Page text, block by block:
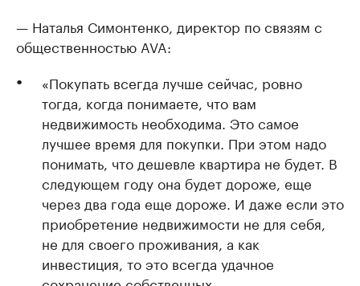
— Наталья Симонтенко, директор по связям с
общественностью AVA:
«Покупать всегда лучше сейчас, ровно
тогда, когда понимаете, что вам
недвижимость необходима. Это самое
лучшее время для покупки. При этом надо
понимать, что дешевле квартира не будет. В
следующем году она будет дороже, еще
через два года еще дороже. И даже если это
приобретение недвижимости не для себя,
не для своего проживания, а как
инвестиция, то это всегда удачное